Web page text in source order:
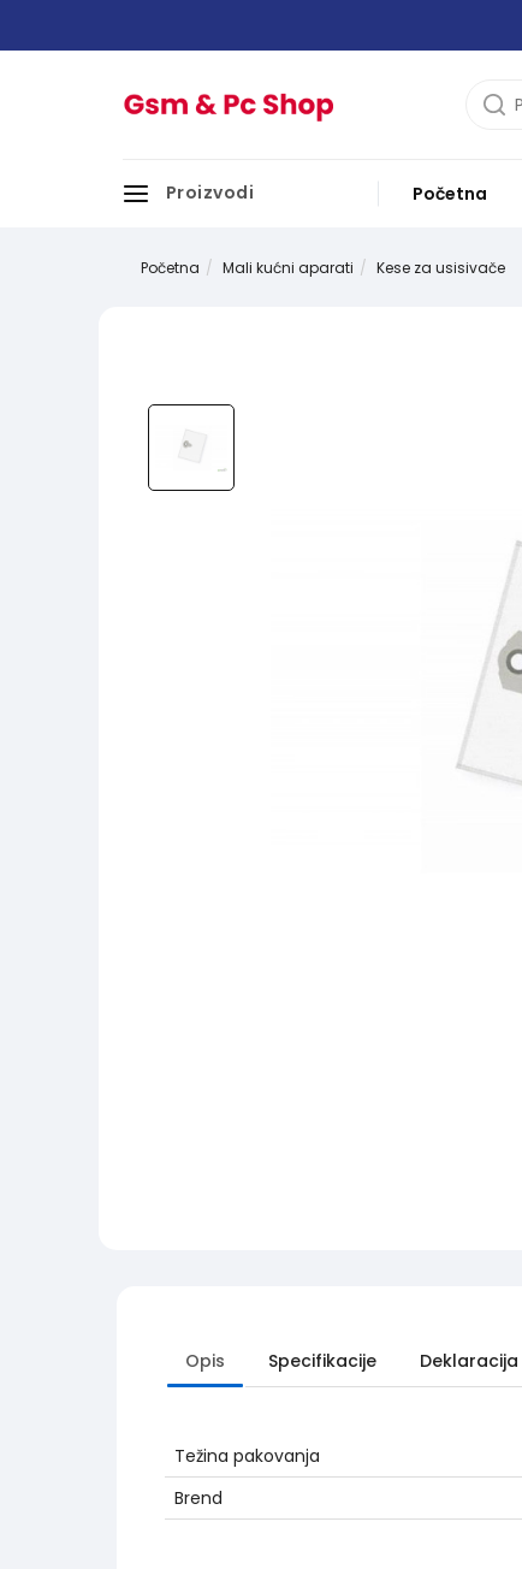
Proizvodi Početna
Početna Mali kućni aparati Kese za usisivače
Opis Specifikacije Deklaracija
Težina pakovanja
Brend